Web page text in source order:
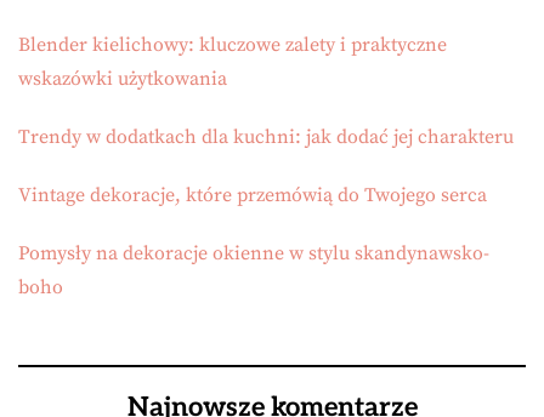
Blender kielichowy: kluczowe zalety i praktyczne
wskazówki użytkowania
Trendy w dodatkach dla kuchni: jak dodać jej charakteru
Vintage dekoracje, które przemówią do Twojego serca
Pomysły na dekoracje okienne w stylu skandynawsko-
boho
Najnowsze komentarze